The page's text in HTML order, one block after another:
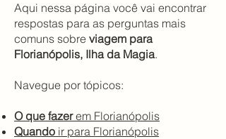
Aqui nessa página você vai encontrar
respostas para as perguntas mais
comuns sobre viagem para
Florianópolis, Ilha da Magia.
Navegue por tópicos:
O que fazerem Florianópolis
Quando ir para Florianópolis